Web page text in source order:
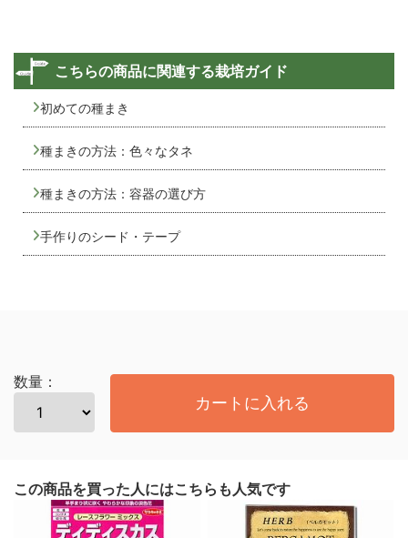
こちらの商品に関連する栽培ガイド
初めての種まき
種まきの方法：色々なタネ
種まきの方法：容器の選び方
手作りのシード・テープ
数量：
カートに入れる
この商品を買った人にはこちらも人気です